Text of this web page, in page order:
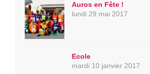
Auros en Fête !
lundi 29 mai 2017
Ecole
mardi 10 janvier 2017